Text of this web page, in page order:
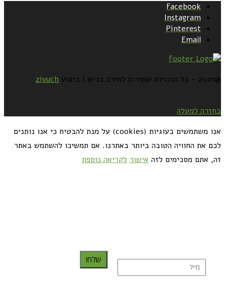
Facebook
Instagram
Pinterest
Email
@2021 - כל הזכויות שמורות למירב גביש | ביצוע zivuch
בחזרה למעלה
אנו משתמשים בעוגיות (cookies) על מנת להבטיח כי אנו נותנים
לכם את החוויה הטובה ביותר באתרנו. אם תמשיכו להשתמש באתר
זה, אתם מסכימים לזה אישור לקריאה נוספת
שלח!